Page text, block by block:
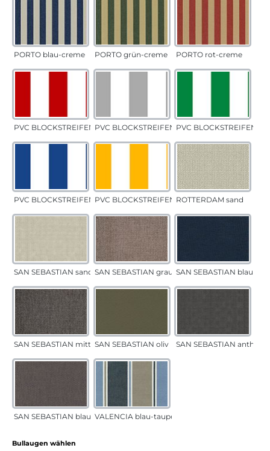
PORTO blau-creme PORTO grün-creme PORTO rot-creme
PVC BLOCKSTREIFEN rotPVC BLOCKSTREIFEN grauPVC BLOCKSTREIFEN
PVC BLOCKSTREIFEN blauPVC BLOCKSTREIFEN gelbROTTERDAM sand
SAN SEBASTIAN sand SAN SEBASTIAN grau-sandSAN SEBASTIAN blau
SAN SEBASTIAN mittelgrauSAN SEBASTIAN oliv SAN SEBASTIAN anthrazit
SAN SEBASTIAN blau-sandVALENCIA blau-taupe
Bullaugen wählen